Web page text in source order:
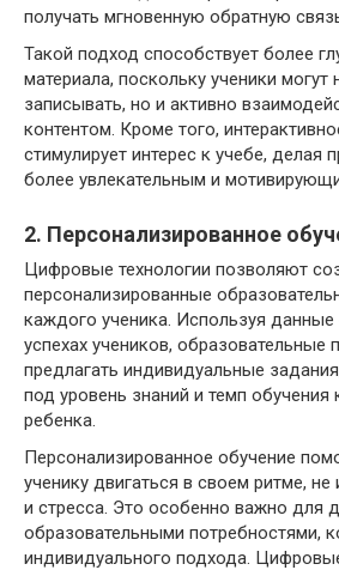
получать мгновенную обратную
Такой подход способствует более
материала, поскольку ученики могут
записывать, но и активно
контентом. Кроме того,
стимулирует интерес к учебе, делая
более увлекательным и
2. Персонализированное
Цифровые технологии позволяют
персонализированные
каждого ученика. Используя данные
успехах учеников, образовательные
предлагать индивидуальные
под уровень знаний и темп обучения
ребенка.
Персонализированное обучение
ученику двигаться в своем ритме,
и стресса. Это особенно важно для
образовательными потребностями,
индивидуального подхода.